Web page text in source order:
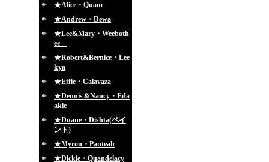
★Alice・Quam
★Andrew・Dewa
★Lee&Mary・Weeboth
ee
★Robert&Bernice・Lee
kya
★Effie・Calavaza
★Dennis＆Nancy・Eda
akie
★Duane・Dishta(ペイ
ント)
★Myron・Panteah
★Dickie・Quandelacy